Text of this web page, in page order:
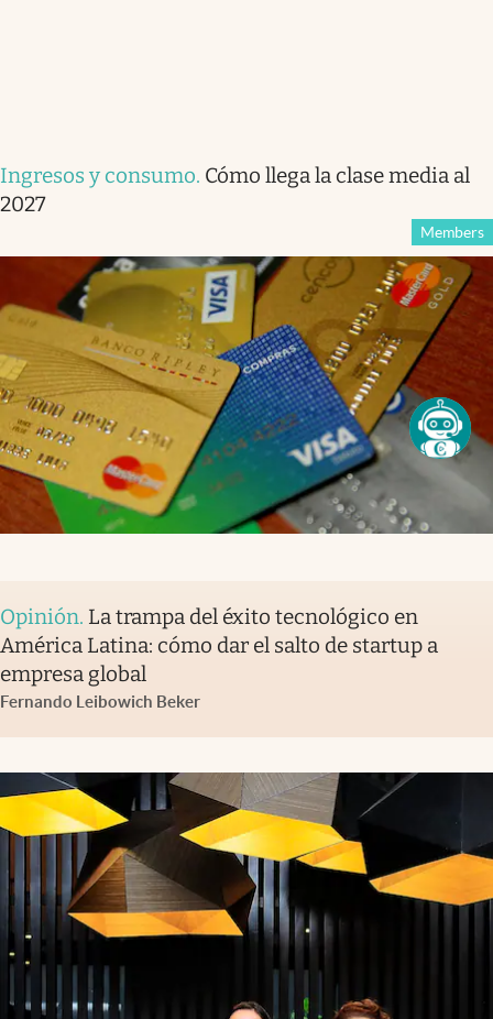
Ingresos y consumo. Cómo llega la clase media al
2027
Members
Opinión. La trampa del éxito tecnológico en
América Latina: cómo dar el salto de startup a
empresa global
Fernando Leibowich Beker